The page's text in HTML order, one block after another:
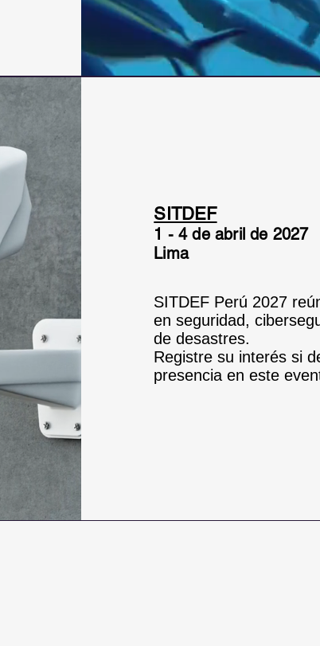
SITDEF
1 - 4 de abril de 2027
Lima
SITDEF Perú 2027
en seguridad,
de desastres.
Registre su interés si
presencia en este